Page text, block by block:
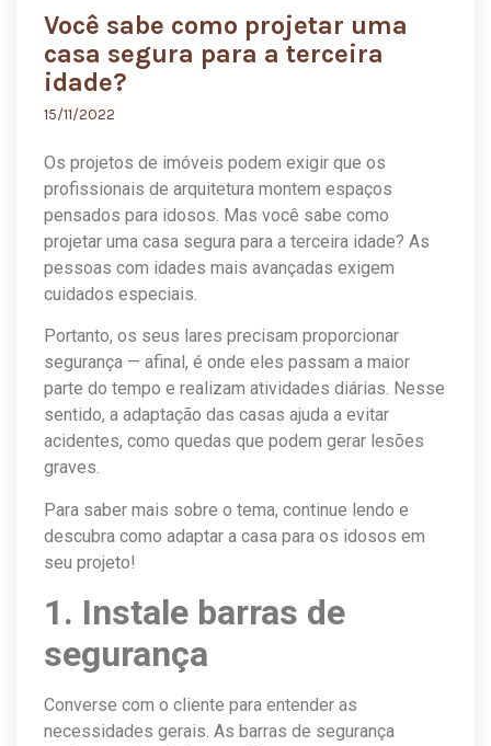
Você sabe como projetar uma
casa segura para a terceira
idade?
15/11/2022
Os projetos de imóveis podem exigir que os
profissionais de arquitetura montem espaços
pensados para idosos. Mas você sabe como
projetar uma casa segura para a terceira idade? As
pessoas com idades mais avançadas exigem
cuidados especiais.
Portanto, os seus lares precisam proporcionar
segurança — afinal, é onde eles passam a maior
parte do tempo e realizam atividades diárias. Nesse
sentido, a adaptação das casas ajuda a evitar
acidentes, como quedas que podem gerar lesões
graves.
Para saber mais sobre o tema, continue lendo e
descubra como adaptar a casa para os idosos em
seu projeto!
1. Instale barras de
segurança
Converse com o cliente para entender as
necessidades gerais. As barras de segurança